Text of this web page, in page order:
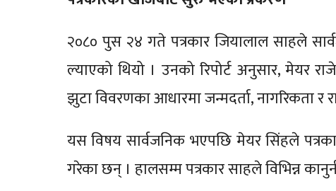
२०८० पुस २४ गते पत्रकार जियालाल साहले
ल्याएको थियो । उनको रिपोर्ट अनुसार, मेयर
झुटा विवरणका आधारमा जन्मदर्ता, नागरिकता र
यस विषय सार्वजनिक भएपछि मेयर सिंहले
गरेका छन् । हालसम्म पत्रकार साहले विभिन्न